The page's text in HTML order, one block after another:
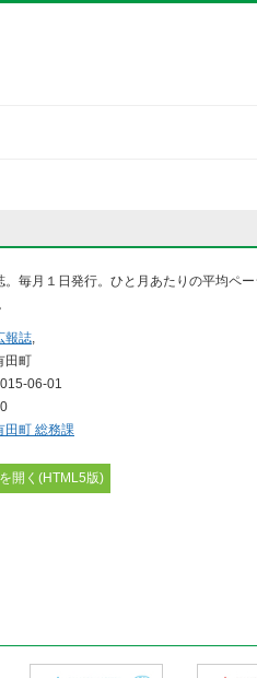
。毎月１日発行。ひと月あたりの平均ペ
報誌,
田町
06-01
田町 総務課
開く(HTML5版)